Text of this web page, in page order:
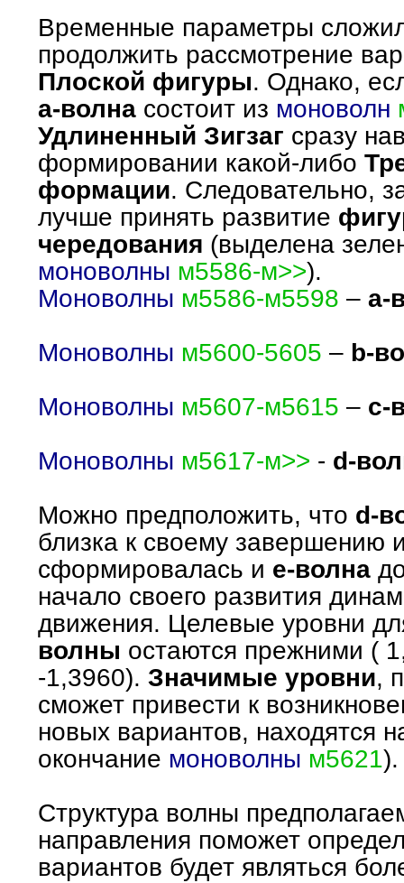
Временные параметры
продолжить рассмотрение
Плоской фигуры. Однако,
а-волна состоит из моноволн
Удлиненный Зигзаг сразу
формировании какой-либо
формации. Следовательно,
лучше принять развитие
чередования (выделена
моноволны м5586-м>>).
Моноволны м5586-м5598 – а-
Моноволны м5600-5605 – b-
Моноволны м5607-м5615 – с-
Моноволны м5617-м>> - d-
Можно предположить, что d-
близка к своему завершению
сформировалась и е-волна
начало своего развития
движения. Целевые уровни
волны остаются прежними (
-1,3960). Значимые уровни,
сможет привести к
новых вариантов, находятся
окончание моноволны м5621).
Структура волны
направления поможет
вариантов будет являться